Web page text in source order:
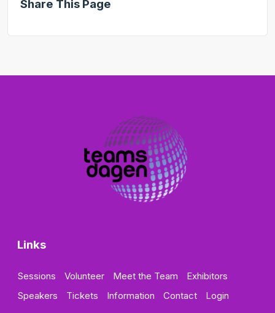
Share This Page
Links
Sessions Volunteer Meet the Team
Exhibitors
Speakers
Tickets Information Contact Login